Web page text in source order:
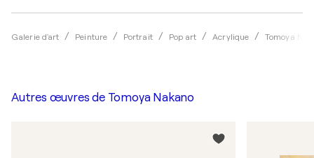
Galerie d'art Peinture Portrait Pop art Acrylique Tomoya
Autres œuvres de Tomoya Nakano